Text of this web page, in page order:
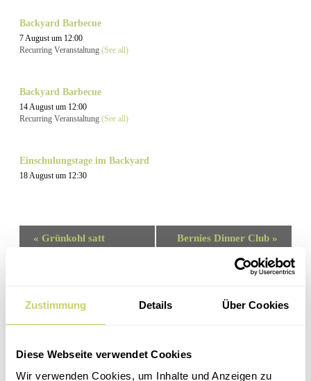
Zustimmung Details Über Cookies
Diese Webseite verwendet Cookies
Wir verwenden Cookies, um Inhalte und Anzeigen zu
Backyard Barbecue
7 August um 12:00
Recurring Veranstaltung (See all)
Backyard Barbecue
14 August um 12:00
Recurring Veranstaltung (See all)
Einschulungstage im Backyard
18 August um 12:30
Veranstaltung
Navigation
« Grünkohl satt Bernies Dinner Club »
Telefon (9-16 Uhr): 04122 25 92